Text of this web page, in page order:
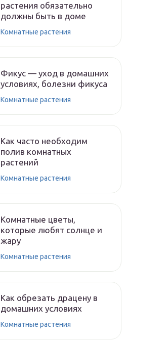
растения обязательно
должны быть в доме
Комнатные растения
Фикус — уход в домашних
условиях, болезни фикуса
Комнатные растения
Как часто необходим
полив комнатных
растений
Комнатные растения
Комнатные цветы,
которые любят солнце и
жару
Комнатные растения
Как обрезать драцену в
домашних условиях
Комнатные растения